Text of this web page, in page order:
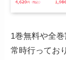
1巻無料や全
常時行ってお